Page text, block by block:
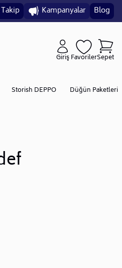
Kampanyalar Blog
GirişFavorilerSepet
Storish DEPPO Düğün Paketleri